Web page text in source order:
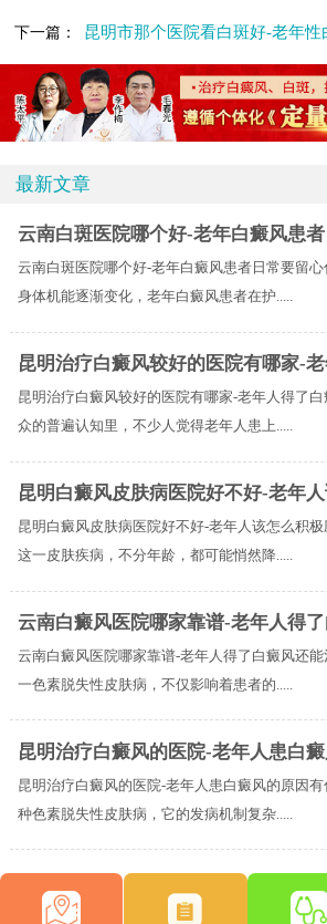
下一篇： 昆明市那个医院看白斑好-老年性白斑和
最新文章
云南白斑医院哪个好-老年白癜风患
云南白斑医院哪个好-老年白癜风患者日常要留心
身体机能逐渐变化，老年白癜风患者在护.....
昆明治疗白癜风较好的医院有哪家-
昆明治疗白癜风较好的医院有哪家-老年人得了
众的普遍认知里，不少人觉得老年人患上.....
昆明白癜风皮肤病医院好不好-老年
昆明白癜风皮肤病医院好不好-老年人该怎么积极
这一皮肤疾病，不分年龄，都可能悄然降.....
云南白癜风医院哪家靠谱-老年人得
云南白癜风医院哪家靠谱-老年人得了白癜风还
一色素脱失性皮肤病，不仅影响着患者的.....
昆明治疗白癜风的医院-老年人患白
昆明治疗白癜风的医院-老年人患白癜风的原因
种色素脱失性皮肤病，它的发病机制复杂.....